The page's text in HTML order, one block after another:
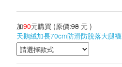
加90元購買 (原價:98 元 )
天鵝絨加長70cm防滑防脫落大腿襪